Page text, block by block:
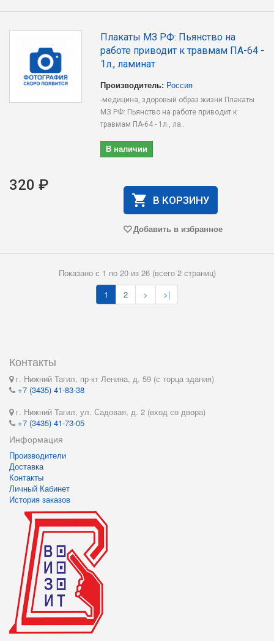
Плакаты МЗ РФ: Пьянство на
работе приводит к травмам ПА-64 -
1л., ламинат
Производитель: Россия
-медицина, здоровый образ жизни Плакаты
МЗ РФ: Пьянство на работе приводит к
травмам ПА-64 - 1л., ла..
В наличии
320 ₽
В КОРЗИНУ
Добавить в избранное
Показано с 1 по 20 из 26 (всего 2 страниц)
1
2 > >|
Контакты
г. Нижний Тагил, пр-кт Ленина, д. 59 (с торца здания)
+7 (3435) 41-83-38
г. Нижний Тагил, ул. Садовая, д. 2 (вход со двора)
+7 (3435) 41-73-05
Информация
Производители
Доставка
Контакты
Личный Кабинет
История заказов